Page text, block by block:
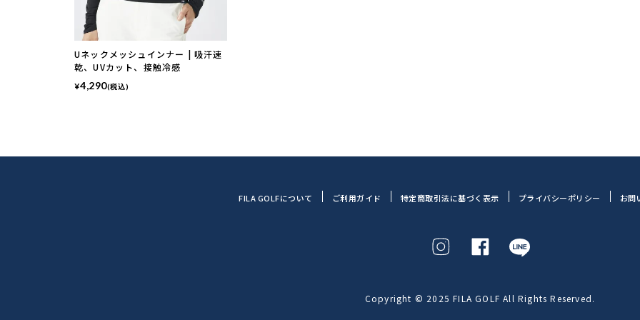
Uネックメッシュインナー | 吸汗速
乾、UVカット、接触冷感
¥4,290(税込)
FILA GOLFについて ご利用ガイド 特定商取引法に基づく表示 プライバシーポリシー お問
Copyright © 2025 FILA GOLF All Rights Reserved.